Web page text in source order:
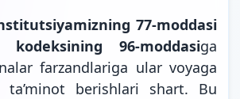
77-moddasi
kodeksining 96-moddasiga
farzandlariga ular voyaga
ta’minot berishlari shart. Bu